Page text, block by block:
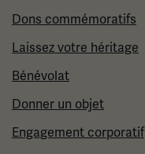
Dons commémoratifs
Laissez votre héritage
Bénévolat
Donner un objet
Engagement corporatif